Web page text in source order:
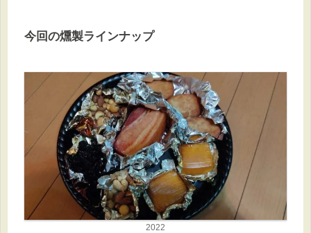
今回の燻製ラインナップ
2022